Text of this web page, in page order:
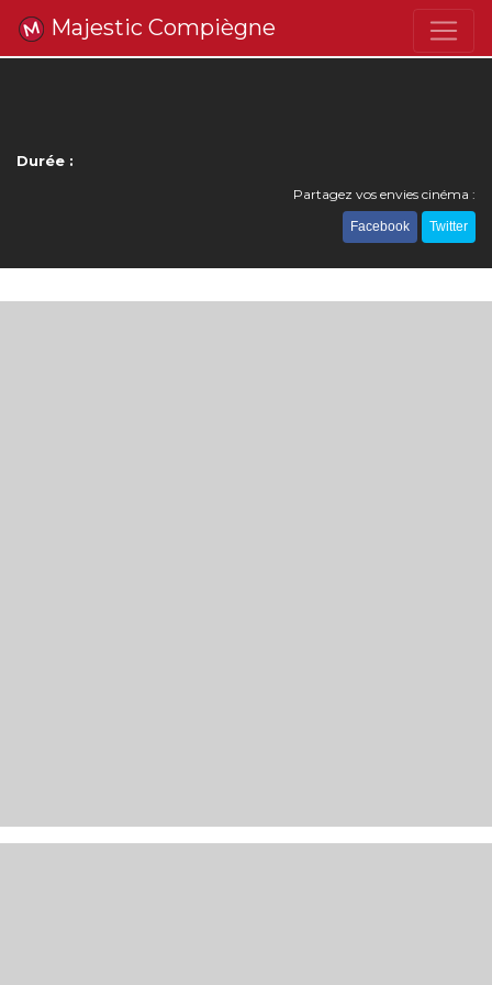
Majestic Compiègne
Durée :
Partagez vos envies cinéma :
Facebook Twitter